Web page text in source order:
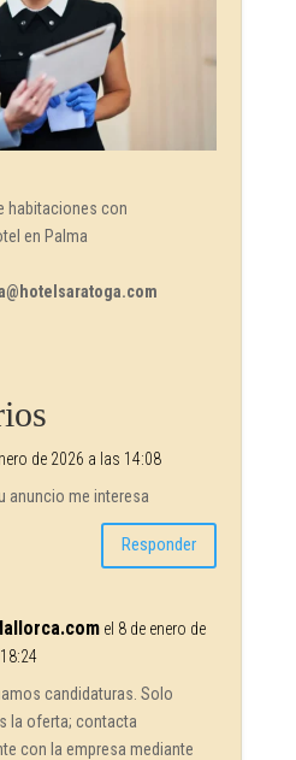
habitaciones con
en Palma
de 2026 a las 14:08
anuncio me interesa
Responder
el 8 de enero de
candidaturas. Solo
la oferta; contacta
con la empresa mediante